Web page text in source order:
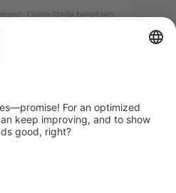
Diese Stelle besetzen
Bewerbungen
BEWERBEN